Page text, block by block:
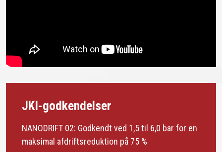
JKI-godkendelser
NANODRIFT 02: Godkendt ved 1,5 til 6,0 bar for en
maksimal afdriftsreduktion på 75 %